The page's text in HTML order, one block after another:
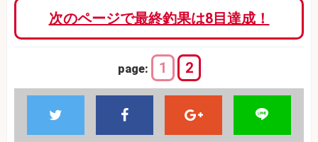
次のページで最終釣果は8目達成！
page: 1 2